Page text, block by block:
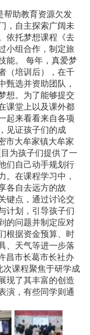
帮助教育资源欠发
，自主探索广阔未
依托梦想课程《去
小组合作，制定旅
能。 每年，真爱梦
（培训后），在千
甄选并资助团队，
想。为了能够提交
课堂上以及课外都
起来看看来自各项
见证孩子们的成
市大牟家镇大牟家
为孩子们提供了一
们自己动手规划行
。在课程学习中，
各自去远方的故
键点，通过讨论交
计划，引导孩子们
的问题并制定应对
根据资金预算、时
、天气等进一步落
昌市长葛市长社办
次课程聚焦于研学成
现了其丰富的创造
演，有些同学则通